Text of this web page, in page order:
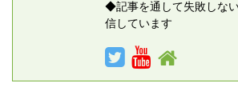
◆記事を通して失敗しな
信しています